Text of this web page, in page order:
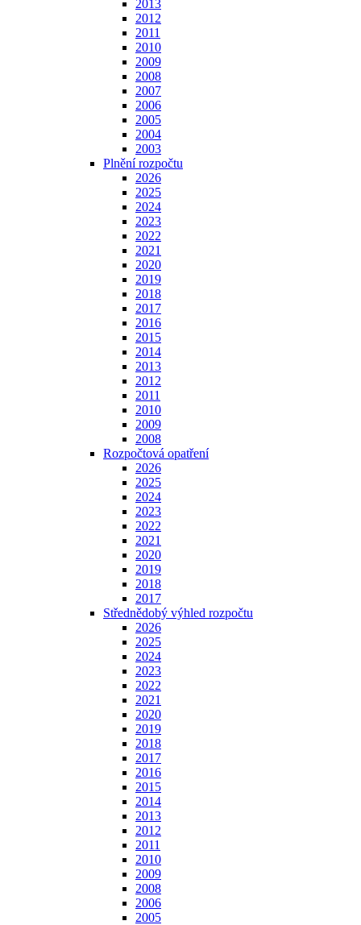
2013
2012
2011
2010
2009
2008
2007
2006
2005
2004
2003
Plnění rozpočtu
2026
2025
2024
2023
2022
2021
2020
2019
2018
2017
2016
2015
2014
2013
2012
2011
2010
2009
2008
Rozpočtová opatření
2026
2025
2024
2023
2022
2021
2020
2019
2018
2017
Střednědobý výhled rozpočtu
2026
2025
2024
2023
2022
2021
2020
2019
2018
2017
2016
2015
2014
2013
2012
2011
2010
2009
2008
2006
2005